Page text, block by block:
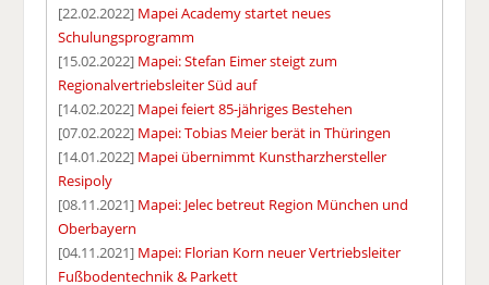
[22.02.2022] Mapei Academy startet neues
Schulungsprogramm
[15.02.2022] Mapei: Stefan Eimer steigt zum
Regionalvertriebsleiter Süd auf
[14.02.2022] Mapei feiert 85-jähriges Bestehen
[07.02.2022] Mapei: Tobias Meier berät in Thüringen
[14.01.2022] Mapei übernimmt Kunstharzhersteller
Resipoly
[08.11.2021] Mapei: Jelec betreut Region München und
Oberbayern
[04.11.2021] Mapei: Florian Korn neuer Vertriebsleiter
Fußbodentechnik & Parkett